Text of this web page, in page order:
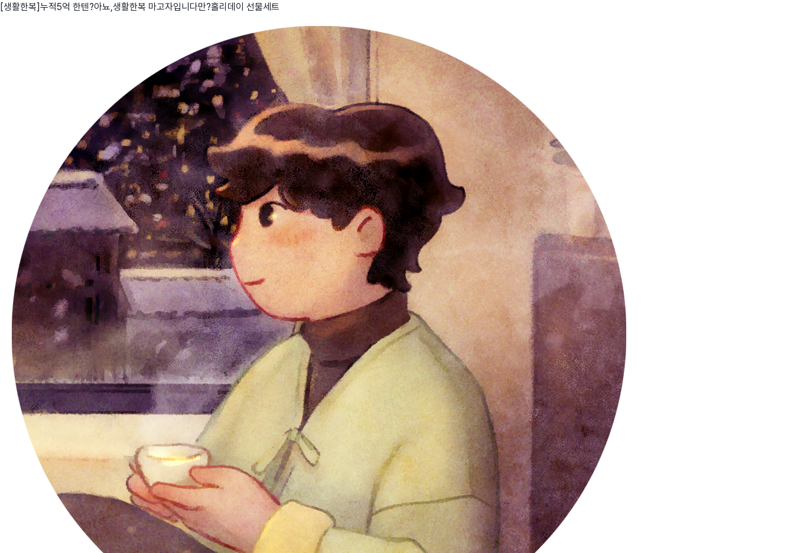
[생활한복]누적5억 한텐?아뇨,생활한복 마고자입니다만?홀리데이 선물세트
와디즈 에디션
메이커센터
wadiz NEXT BRAND
와디즈 파트너 서비스
IP 라이선스 사업 신청
와디즈 스쿨
도움말센터
서포터클럽 멤버십
브랜드 스토리
브랜드 슬로건
협력 프로그램
와디즈 어워즈
성공 프로젝트